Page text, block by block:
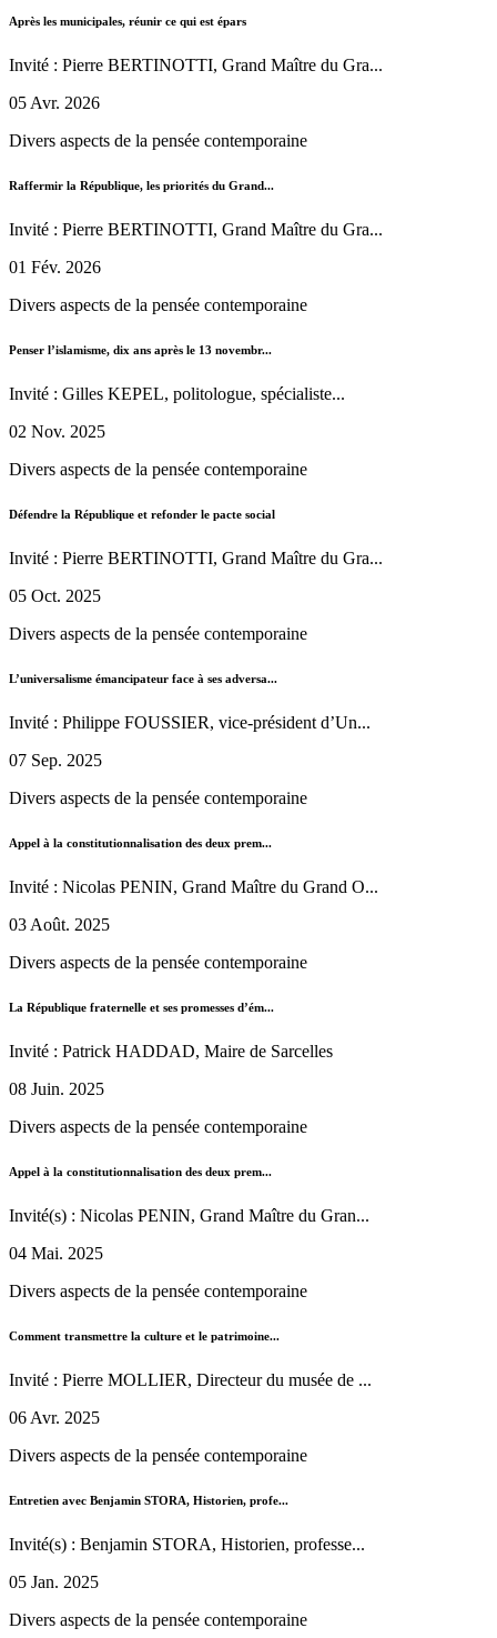
Après les municipales, réunir ce qui est épars
Invité : Pierre BERTINOTTI, Grand Maître du Gra...
05 Avr. 2026
Divers aspects de la pensée contemporaine
Raffermir la République, les priorités du Grand...
Invité : Pierre BERTINOTTI, Grand Maître du Gra...
01 Fév. 2026
Divers aspects de la pensée contemporaine
Penser l’islamisme, dix ans après le 13 novembr...
Invité : Gilles KEPEL, politologue, spécialiste...
02 Nov. 2025
Divers aspects de la pensée contemporaine
Défendre la République et refonder le pacte social
Invité : Pierre BERTINOTTI, Grand Maître du Gra...
05 Oct. 2025
Divers aspects de la pensée contemporaine
L’universalisme émancipateur face à ses adversa...
Invité : Philippe FOUSSIER, vice-président d’Un...
07 Sep. 2025
Divers aspects de la pensée contemporaine
Appel à la constitutionnalisation des deux prem...
Invité : Nicolas PENIN, Grand Maître du Grand O...
03 Août. 2025
Divers aspects de la pensée contemporaine
La République fraternelle et ses promesses d’ém...
Invité : Patrick HADDAD, Maire de Sarcelles
08 Juin. 2025
Divers aspects de la pensée contemporaine
Appel à la constitutionnalisation des deux prem...
Invité(s) : Nicolas PENIN, Grand Maître du Gran...
04 Mai. 2025
Divers aspects de la pensée contemporaine
Comment transmettre la culture et le patrimoine...
Invité : Pierre MOLLIER, Directeur du musée de ...
06 Avr. 2025
Divers aspects de la pensée contemporaine
Entretien avec Benjamin STORA, Historien, profe...
Invité(s) : Benjamin STORA, Historien, professe...
05 Jan. 2025
Divers aspects de la pensée contemporaine